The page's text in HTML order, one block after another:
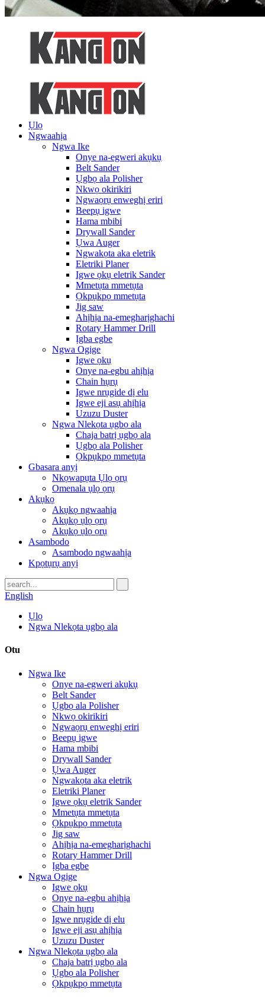
Ụlọ
Ngwaahịa
Ngwa Ike
Onye na-egweri akụkụ
Belt Sander
Ụgbọ ala Polisher
Nkwọ okirikiri
Ngwaọrụ enweghị eriri
Beepụ igwe
Hama mbibi
Drywall Sander
Ụwa Auger
Ngwakọta aka eletrik
Eletriki Planer
Igwe ọkụ eletrik Sander
Mmetụta mmetụta
Ọkpụkpọ mmetụta
Jig saw
Ahịhịa na-emegharịghachi
Rotary Hammer Drill
Ịgba egbe
Ngwa Ogige
Igwe ọkụ
Onye na-egbu ahịhịa
Chain hụrụ
Igwe nrụgide dị elu
Igwe eji asụ ahịhịa
Uzuzu Duster
Ngwa Nlekọta ụgbọ ala
Chaja batrị ụgbọ ala
Ụgbọ ala Polisher
Ọkpụkpọ mmetụta
Gbasara anyị
Nkọwapụta Ụlọ ọrụ
Omenala ụlọ ọrụ
Akụkọ
Akụkọ ngwaahịa
Akụkọ ụlọ ọrụ
Akụkọ ụlọ ọrụ
Asambodo
Asambodo ngwaahịa
Kpọtụrụ anyị
English
Ụlọ
Ngwa Nlekọta ụgbọ ala
Otu
Ngwa Ike
Onye na-egweri akụkụ
Belt Sander
Ụgbọ ala Polisher
Nkwọ okirikiri
Ngwaọrụ enweghị eriri
Beepụ igwe
Hama mbibi
Drywall Sander
Ụwa Auger
Ngwakọta aka eletrik
Eletriki Planer
Igwe ọkụ eletrik Sander
Mmetụta mmetụta
Ọkpụkpọ mmetụta
Jig saw
Ahịhịa na-emegharịghachi
Rotary Hammer Drill
Ịgba egbe
Ngwa Ogige
Igwe ọkụ
Onye na-egbu ahịhịa
Chain hụrụ
Igwe nrụgide dị elu
Igwe eji asụ ahịhịa
Uzuzu Duster
Ngwa Nlekọta ụgbọ ala
Chaja batrị ụgbọ ala
Ụgbọ ala Polisher
Ọkpụkpọ mmetụta